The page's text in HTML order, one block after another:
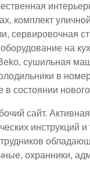
комплект
сервировочная
на
сушильная
в
в состоянии
сайт.
инструкций и
охранники,